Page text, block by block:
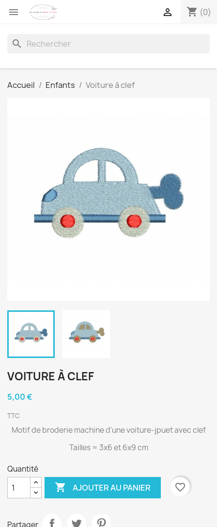
 shopping_cart (0)

search
Accueil Enfants Voiture à clef
VOITURE À CLEF
5,00 €
TTC
Motif de broderie machine d'une voiture-jpuet avec clef
Tailles = 3x6 et 6x9 cm
Quantité
 AJOUTER AU PANIER favorite_border
Partager